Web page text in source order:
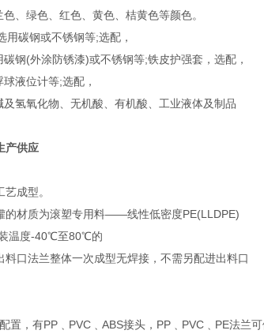
、绿色、红色、黄色、桔黄色等颜色。
用碳钢或不锈钢等;选配，
钢(外涂防锈漆)或不锈钢等;铁皮护强套，选配，
液位计等;选配，
氢氧化物、无机酸、有机酸、工业液体及制品
产供应
艺成型。
的材质为滚塑专用料——线性低密度PE(LLDPE)
温度-40℃至80℃的
口法兰整体一次成型无焊接，不需另配进出料口
置，有PP﹑PVC﹑ABS接头，PP﹑PVC﹑PE法兰